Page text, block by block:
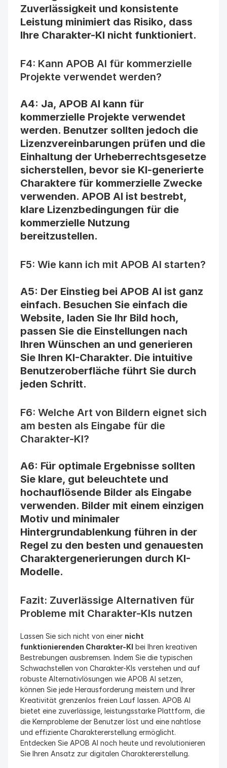
Zuverlässigkeit und konsistente
Leistung minimiert das Risiko, dass
Ihre Charakter-KI nicht funktioniert.
F4: Kann APOB AI für kommerzielle
Projekte verwendet werden?
A4: Ja, APOB AI kann für
kommerzielle Projekte verwendet
werden. Benutzer sollten jedoch die
Lizenzvereinbarungen prüfen und die
Einhaltung der Urheberrechtsgesetze
sicherstellen, bevor sie KI-generierte
Charaktere für kommerzielle Zwecke
verwenden. APOB AI ist bestrebt,
klare Lizenzbedingungen für die
kommerzielle Nutzung
bereitzustellen.
F5: Wie kann ich mit APOB AI starten?
A5: Der Einstieg bei APOB AI ist ganz
einfach. Besuchen Sie einfach die
Website, laden Sie Ihr Bild hoch,
passen Sie die Einstellungen nach
Ihren Wünschen an und generieren
Sie Ihren KI-Charakter. Die intuitive
Benutzeroberfläche führt Sie durch
jeden Schritt.
F6: Welche Art von Bildern eignet sich
am besten als Eingabe für die
Charakter-KI?
A6: Für optimale Ergebnisse sollten
Sie klare, gut beleuchtete und
hochauflösende Bilder als Eingabe
verwenden. Bilder mit einem einzigen
Motiv und minimaler
Hintergrundablenkung führen in der
Regel zu den besten und genauesten
Charaktergenerierungen durch KI-
Modelle.
Fazit: Zuverlässige Alternativen für
Probleme mit Charakter-KIs nutzen
Lassen Sie sich nicht von einer nicht
funktionierenden Charakter-KI bei Ihren kreativen
Bestrebungen ausbremsen. Indem Sie die typischen
Schwachstellen von Charakter-KIs verstehen und auf
robuste Alternativlösungen wie APOB AI setzen,
können Sie jede Herausforderung meistern und Ihrer
Kreativität grenzenlos freien Lauf lassen. APOB AI
bietet eine zuverlässige, leistungsstarke Plattform, die
die Kernprobleme der Benutzer löst und eine nahtlose
und effiziente Charaktererstellung ermöglicht.
Entdecken Sie APOB AI noch heute und revolutionieren
Sie Ihren Ansatz zur digitalen Charaktererstellung.